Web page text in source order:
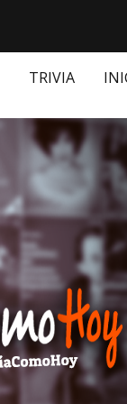
TRIVIA